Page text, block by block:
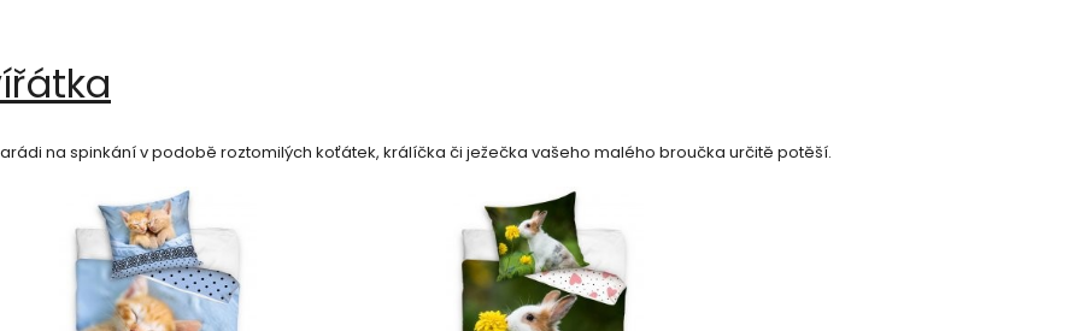
na spinkání v podobě roztomilých koťátek, králíčka či ježečka vašeho malého broučka určitě potěší.